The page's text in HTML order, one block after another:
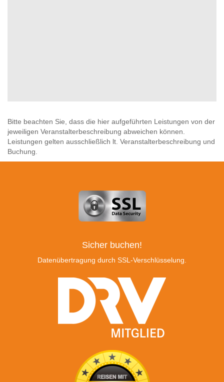
Bitte beachten Sie, dass die hier aufgeführten Leistungen von der
jeweiligen Veranstalterbeschreibung abweichen können.
Leistungen gelten ausschließlich lt. Veranstalterbeschreibung und
Buchung.
Sicher buchen!
Datenübertragung durch SSL-Verschlüsselung.